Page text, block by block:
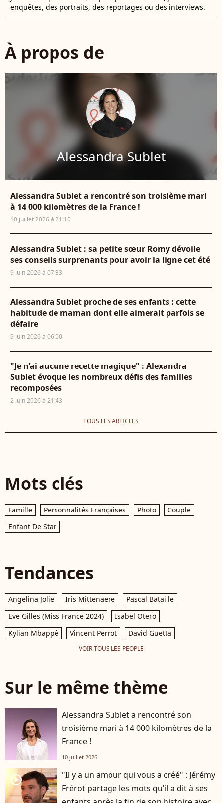
enquêtes, des portraits, des reportages ou des interviews.
À propos de
Alessandra Sublet
Alessandra Sublet a rencontré son troisième mari
à 14 000 kilomètres de la France !
10 juillet 2026 à 21:10
Alessandra Sublet : sa petite sœur Romy dévoile
ses conseils surprenants pour avoir la ligne cet été
9 juin 2026 à 07:33
Alessandra Sublet proche de ses enfants : cette
habitude de maman dont elle aimerait parfois se
défaire
9 juin 2026 à 06:00
"Je n’ai aucune recette magique" : Alexandra
Sublet évoque les nombreux défis des familles
recomposées
2 juin 2026 à 21:43
TOUS LES ARTICLES
Mots clés
Famille Personnalités Françaises Photo
Couple
Enfant De Star
Tendances
Angelina Jolie Iris Mittenaere
Pascal Bataille
Eve Gilles (Miss France 2024)
Isabel Otero
Kylian Mbappé
Vincent Perrot David Guetta
VOIR TOUS LES PEOPLE
Sur le même thème
Alessandra Sublet a rencontré son
troisième mari à 14 000 kilomètres de la
France !
10 juillet 2026
player2
"Il y a un amour qui vous a créé" : Jérémy
Frérot partage les mots qu'il a dit à ses